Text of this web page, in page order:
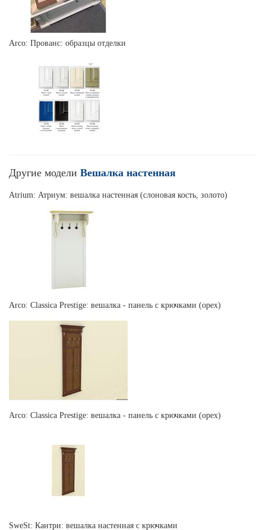
Arco: Прованс: образцы отделки
Другие модели Вешалка настенная
Atrium: Атриум: вешалка настенная (слоновая кость, золото)
Arco: Classica Prestige: вешалка - панель с крючками (орех)
Arco: Classica Prestige: вешалка - панель с крючками (орех)
SweSt: Кантри: вешалка настенная с крючками